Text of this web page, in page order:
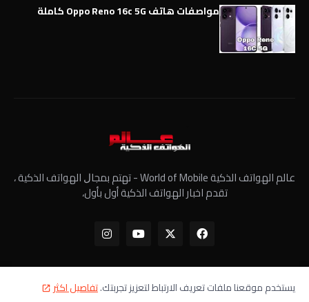
مواصفات هاتف Oppo Reno 16c 5G كاملة
عالم الهواتف الذكية World of Mobile - ﺗﻬﺘﻢ ﺑﻤﺠﺎﻝ الهواتف الذكية ،
تقدم اخبار الهواتف الذكية أول بأول،
الرئيسية معلومات عنا سياسة الخصوصية اتصل بنا
يستخدم موقعنا ملفات تعريف الارتباط لتعزيز تجربتك.تفاصيل اكثر